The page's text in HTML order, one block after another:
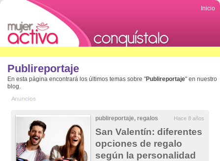
Inicio
Publireportaje
En esta página encontrará los últimos temas sobre "Publireportaje" en nuestro
blog.
publireportaje, regalos Hace 8 años
San Valentín: diferentes
opciones de regalo
según la personalidad